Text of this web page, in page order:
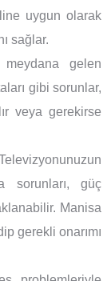
uygun olarak
sağlar.
gelen
gibi sorunlar,
veya gerekirse
sorunları, güç
Manisa
gerekli onarımı